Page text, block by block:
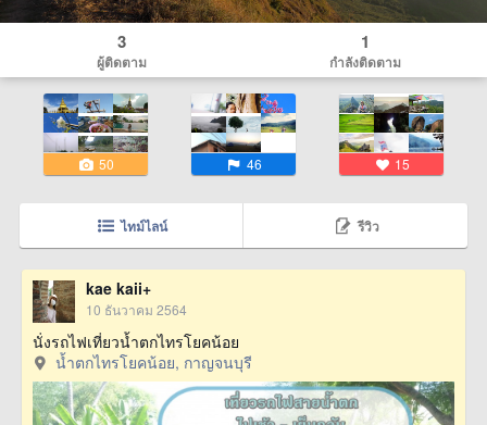
3
ผู้ติดตาม
1
กำลังติดตาม
50 46 15
ไทม์ไลน์ รีวิว
kae kaii+
10 ธันวาคม 2564
นั่งรถไฟเที่ยวน้ำตกไทรโยคน้อย
น้ำตกไทรโยคน้อย, กาญจนบุรี